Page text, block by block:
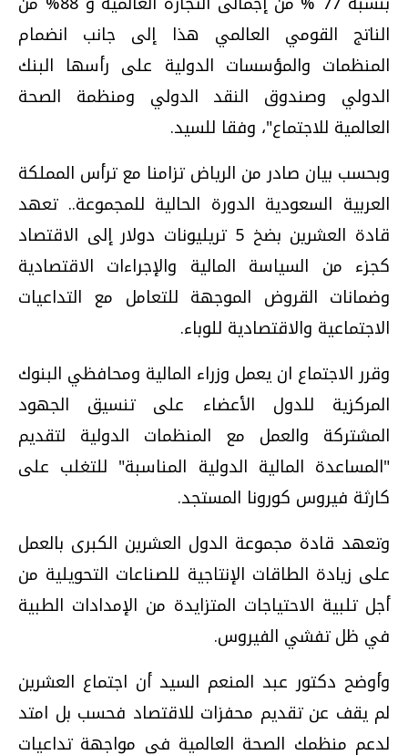
الناتج القومي العالمي هذا إلى جانب انضمام
المنظمات والمؤسسات الدولية على رأسها البنك
الدولي وصندوق النقد الدولي ومنظمة الصحة
العالمية للاجتماع"، وفقا للسيد.
وبحسب بيان صادر من الرياض تزامنا مع ترأس المملكة
العربية السعودية الدورة الحالية للمجموعة.. تعهد
قادة العشرين بضخ 5 تريليونات دولار إلى الاقتصاد
كجزء من السياسة المالية والإجراءات الاقتصادية
وضمانات القروض الموجهة للتعامل مع التداعيات
الاجتماعية والاقتصادية للوباء.
وقرر الاجتماع ان يعمل وزراء المالية ومحافظي البنوك
المركزية للدول الأعضاء على تنسيق الجهود
المشتركة والعمل مع المنظمات الدولية لتقديم
"المساعدة المالية الدولية المناسبة" للتغلب على
كارثة فيروس كورونا المستجد.
وتعهد قادة مجموعة الدول العشرين الكبرى بالعمل
على زيادة الطاقات الإنتاجية للصناعات التحويلية من
أجل تلبية الاحتياجات المتزايدة من الإمدادات الطبية
في ظل تفشي الفيروس.
وأوضح دكتور عبد المنعم السيد أن اجتماع العشرين
لم يقف عن تقديم محفزات للاقتصاد فحسب بل امتد
لدعم منظمك الصحة العالمية في مواجهة تداعيات